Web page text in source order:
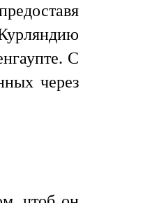
С
через